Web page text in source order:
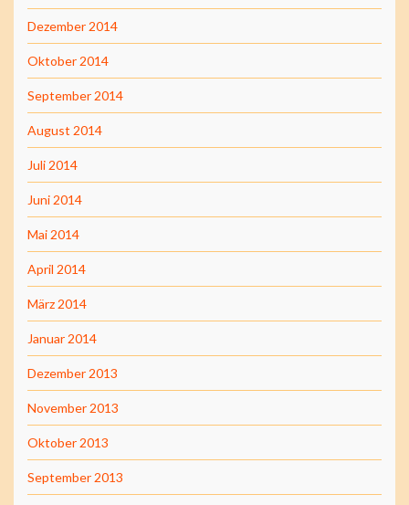
Dezember 2014
Oktober 2014
September 2014
August 2014
Juli 2014
Juni 2014
Mai 2014
April 2014
März 2014
Januar 2014
Dezember 2013
November 2013
Oktober 2013
September 2013